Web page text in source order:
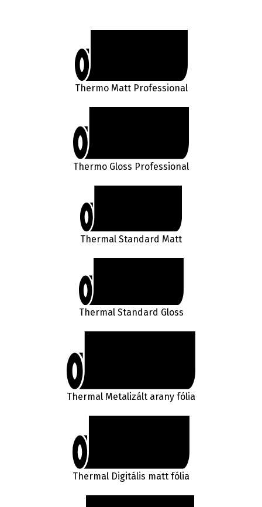
Thermo Matt Professional
Thermo Gloss Professional
Thermal Standard Matt
Thermal Standard Gloss
Thermal Metalizált arany fólia
Thermal Digitális matt fólia